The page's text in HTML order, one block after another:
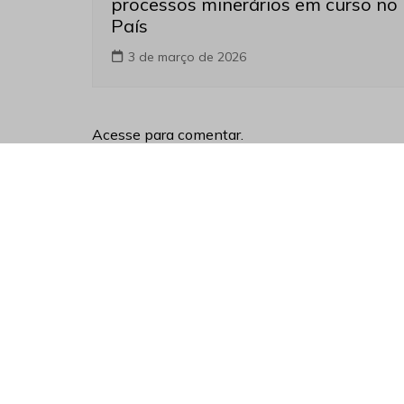
País
3 de março de 2026
Acesse para comentar.